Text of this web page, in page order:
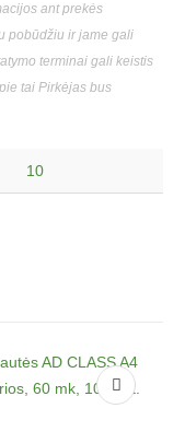
ant prekės
pobūdžiu ir jame gali
terminai gali keistis
tai Pirkėjas bus
10